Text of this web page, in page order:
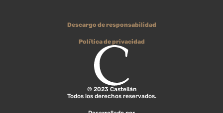
© 2023 Castellán
Todos los derechos reservados.
Descargo de responsabilidad
Política de privacidad